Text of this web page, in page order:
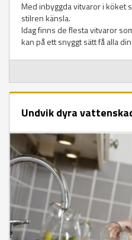
Med inbyggda vitvaror i köket
stilren känsla.
Idag finns de flesta vitvaror
kan på ett snyggt sätt få alla
Undvik dyra